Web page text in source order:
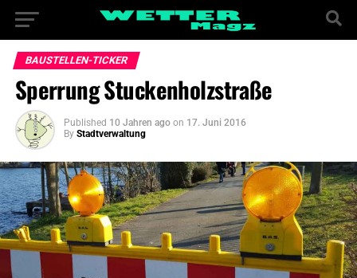
BAUSTELLEN-TICKER
Sperrung Stuckenholzstraße
Published 10 Jahren ago on 17. Juni 2016
By Stadtverwaltung